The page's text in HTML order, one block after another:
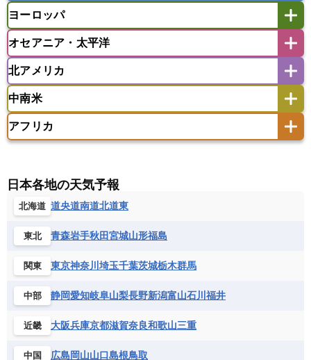
マレーシア
ミャンマー
ラオス人民民主共和国
東ティモール民主共和国
バングラデシュ
モルディブ
アフガニスタン
イスラエル
ウズベキスタン
オマーン
カザフスタン
カタール
キプロス
キルギス
タジキスタン
バーレーン
ヨルダン レバノン
ヨーロッパ
アイスランド
アゼルバイジャン
イギリス
イタリア
ウクライナ
エストニア
オランダ
オーストリア
ギリシャ
スロバキア
スロベニア共和国
チェコ
デンマーク
フランス
ベルギー
ボスニア・ヘルツェゴビナ
モナコ公国
モルドバ
モンテネグロ
ラトビア
リトアニア
リヒテンシュタイン
オセアニア・太平洋
アメリカ領サモア
サモア独立国
ソロモン諸島
タヒチ
ツバル
トンガ ナウル共和国
ニウエ
バヌアツ
パプアニューギニア
ワリス・フテュナ
北アメリカ
バーミューダ諸島
中南米
アメリカ領バージン諸島
キューバ
グアテマラ
グレナダ
ケイマン諸島
コロンビア
ジャマイカ
セントクリストファー・ネービス
セントビンセント及びグレナディーン諸島
セントルシア
チリ
トリニダード・トバゴ
ドミニカ共和国
ニカラグア共和国
ハイチ共和国
バルバドス
パナマ
アフリカ
エジプト
エスワティニ王国
エリトリア国
カメルーン
ギニアビサウ共和国
ケニア
コンゴ共和国
コンゴ民主共和国
コートジボワール
サントメ・プリンシペ民主共和国
ザンビア共和国
シエラレオネ共和国
ジブチ共和国
ジンバブエ
セントヘレナ諸島
セーシェル
日本各地の天気予報
北海道 道央道南道北道東
東北 青森岩手秋田宮城山形福島
関東 東京神奈川 埼玉千葉茨城栃木群馬
中部 静岡愛知岐阜山梨長野新潟富山石川 福井
近畿 大阪兵庫京都滋賀奈良和歌山三重
中国 広島岡山山口島根鳥取